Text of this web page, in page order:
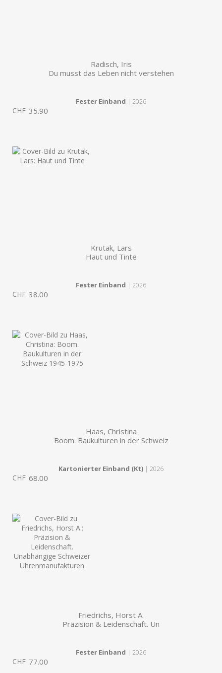
Radisch, Iris
Du musst das Leben nicht verstehen
Fester Einband | 2026
CHF 35.90
Krutak, Lars
Haut und Tinte
Fester Einband | 2026
CHF 38.00
Haas, Christina
Boom. Baukulturen in der Schweiz
Kartonierter Einband (Kt) | 2026
CHF 68.00
Friedrichs, Horst A.
Präzision & Leidenschaft. Un
Fester Einband | 2026
CHF 77.00